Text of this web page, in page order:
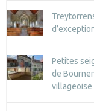
Petites
de
villageoise